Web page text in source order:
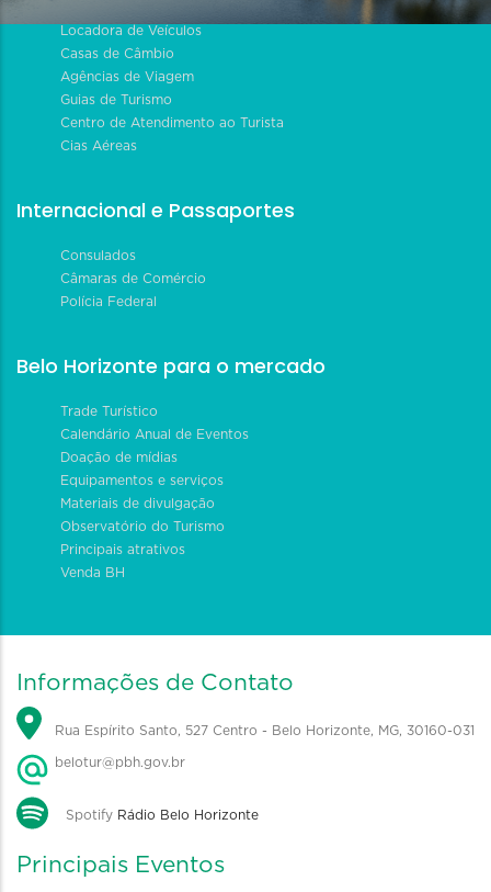
Locadora de Veículos
Casas de Câmbio
Agências de Viagem
Guias de Turismo
Centro de Atendimento ao Turista
Cias Aéreas
Internacional e Passaportes
Consulados
Câmaras de Comércio
Polícia Federal
Belo Horizonte para o mercado
Trade Turístico
Calendário Anual de Eventos
Doação de mídias
Equipamentos e serviços
Materiais de divulgação
Observatório do Turismo
Principais atrativos
Venda BH
Informações de Contato
Rua Espírito Santo, 527 Centro - Belo Horizonte, MG, 30160-031
belotur@pbh.gov.br
Spotify Rádio Belo Horizonte
Principais Eventos